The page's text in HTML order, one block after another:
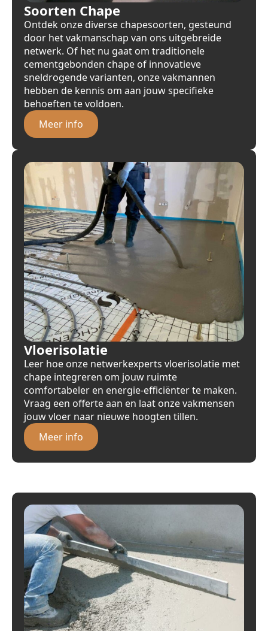
Soorten Chape
Ontdek onze diverse chapesoorten, gesteund
door het vakmanschap van ons uitgebreide
netwerk. Of het nu gaat om traditionele
cementgebonden chape of innovatieve
sneldrogende varianten, onze vakmannen
hebben de kennis om aan jouw specifieke
behoeften te voldoen.
Meer info
Vloerisolatie
Leer hoe onze netwerkexperts vloerisolatie met
chape integreren om jouw ruimte
comfortabeler en energie-efficiënter te maken.
Vraag een offerte aan en laat onze vakmensen
jouw vloer naar nieuwe hoogten tillen.
Meer info